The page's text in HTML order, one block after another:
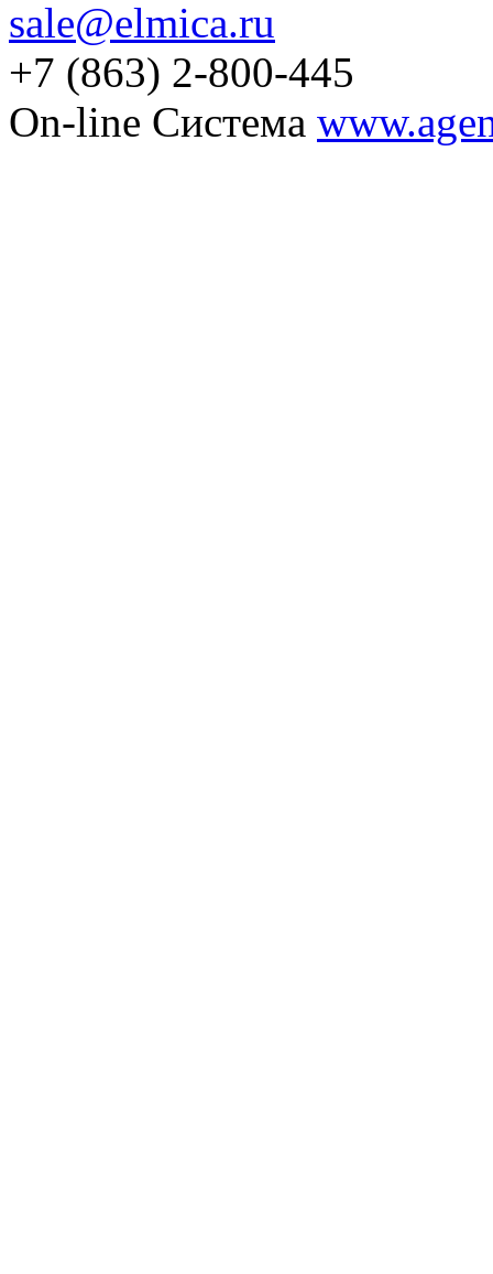
sale@elmica.ru
+7 (863) 2-800-445
On-line Система